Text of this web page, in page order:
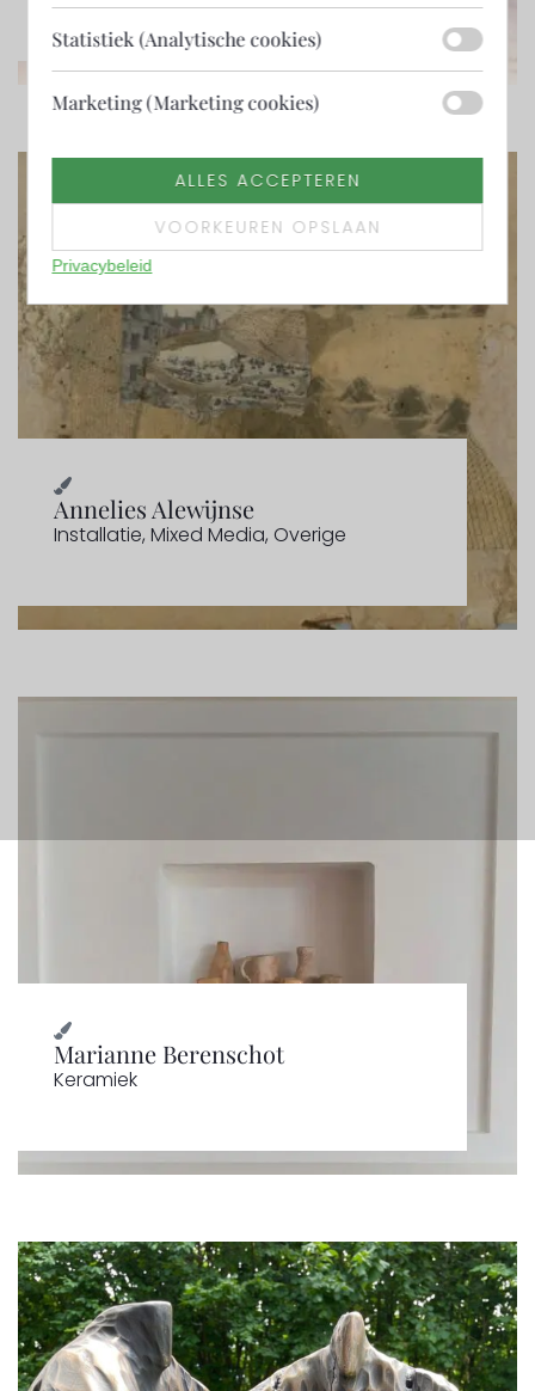
Annelies Alewijnse
Installatie, Mixed Media, Overige
Marianne Berenschot
Keramiek
Statistiek (Analytische cookies)
Marketing (Marketing cookies)
ALLES ACCEPTEREN
VOORKEUREN OPSLAAN
Privacybeleid